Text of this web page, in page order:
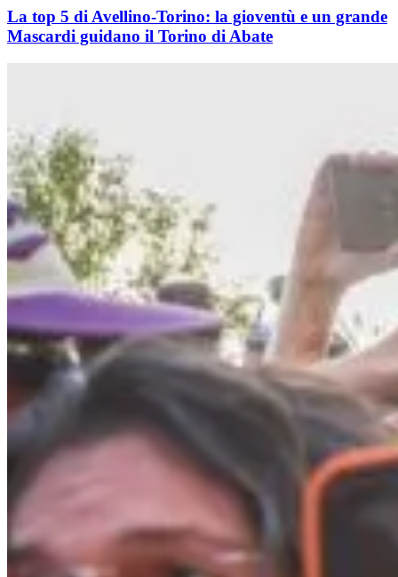
La top 5 di Avellino-Torino: la gioventù e un grande
Mascardi guidano il Torino di Abate